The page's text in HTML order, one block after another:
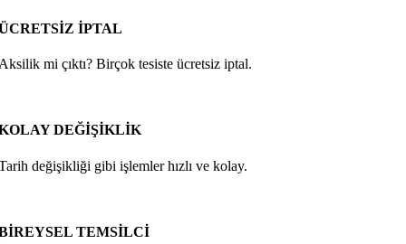
İPTAL
mi çıktı? Birçok tesiste ücretsiz iptal.
DEĞİŞİKLİK
değişikliği gibi işlemler hızlı ve kolay.
TEMSİLCİ